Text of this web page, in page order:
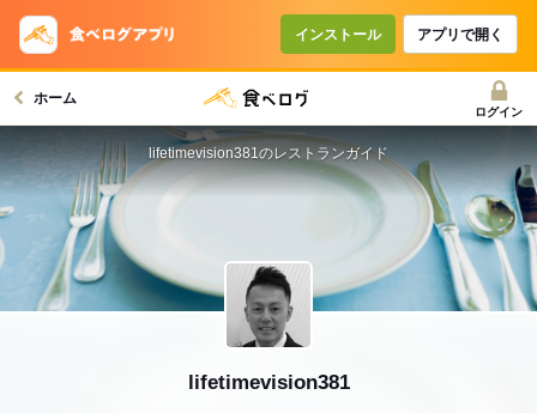
インストール アプリで開く
ホーム
ログイン
lifetimevision381
lifetimevision381のレストランガイド